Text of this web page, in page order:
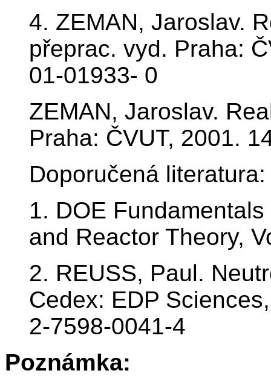
4. ZEMAN, Jaroslav.
přeprac. vyd. Praha:
01-01933- 0
ZEMAN, Jaroslav.
Praha: ČVUT, 2001.
Doporučená literatura:
1. DOE
and Reactor Theory,
2. REUSS, Paul.
Cedex: EDP
2-7598-0041-4
Poznámka: